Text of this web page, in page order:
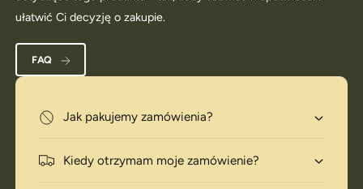
ułatwić Ci decyzję o zakupie.
FAQ
Jak pakujemy zamówienia?
Kiedy otrzymam moje zamówienie?